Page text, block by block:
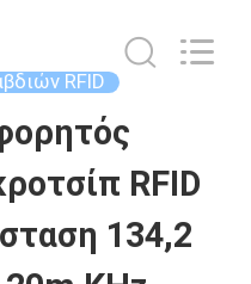
RFID
RFID
134,2